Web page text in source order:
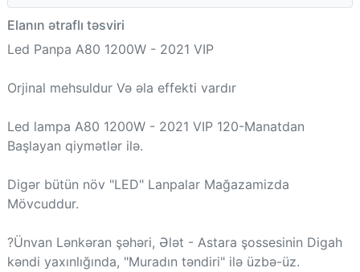
Elanın ətraflı təsviri
Led Panpa A80 1200W - 2021 VIP
Orjinal mehsuldur Və əla effekti vardır
Led lampa A80 1200W - 2021 VIP 120-Manatdan
Başlayan qiymətlər ilə.
Digər bütün növ "LED" Lanpalar Mağazamizda
Mövcuddur.
?Ünvan Lənkəran şəhəri, Ələt - Astara şossesinin Digah
kəndi yaxınlığında, "Muradın təndiri" ilə üzbə-üz.